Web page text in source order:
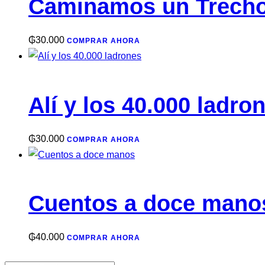
Caminamos un
₲30.000 COMPRAR AHORA
Alí y los 40.000
₲30.000 COMPRAR AHORA
Cuentos a doce
₲40.000 COMPRAR AHORA